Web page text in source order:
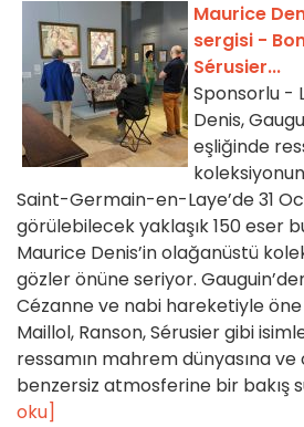
Maurice
sergisi -
Sérusier...
Sponsorlu -
Denis,
eşliğinde
Saint-Germain-en-Laye’de 31
görülebilecek yaklaşık 150 eser
Maurice Denis’in olağanüstü
gözler önüne seriyor.
Cézanne ve nabi hareketiyle öne
Maillol, Ranson, Sérusier gibi
ressamın mahrem dünyasına ve
benzersiz atmosferine bir bakış
oku]